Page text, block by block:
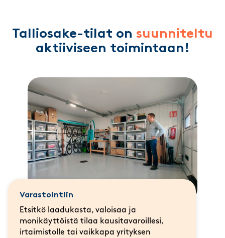
Talliosake-tilat on suunniteltu
aktiiviseen toimintaan!
Varastointiin
Etsitkö laadukasta, valoisaa ja
monikäyttöistä tilaa kausitavaroillesi,
irtaimistolle tai vaikkapa yrityksen